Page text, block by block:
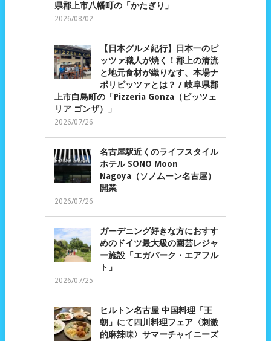
県郡上市八幡町の「かたぎり」
2026/08/02
【日本グルメ紀行】日本一のピ
ッツァ職人が焼く！郡上の清流
と地元食材が織りなす、本場ナ
ポリピッツァとは？ / 岐阜県郡
上市白鳥町の「Pizzeria Gonza（ピッツェ
リア ゴンザ）」
2026/07/26
名古屋駅近くのライフスタイル
ホテル SONO Moon
Nagoya（ソノムーン名古屋）
開業
2026/07/26
ガーデニング好きな方におすす
めのドイツ最大級の園芸レジャ
ー施設「エガパーク・エアフル
ト」
2026/07/25
ヒルトン名古屋 中国料理「王
朝」にて四川料理フェア〈刺激
的麻辣味〉サマーチャイニーズ